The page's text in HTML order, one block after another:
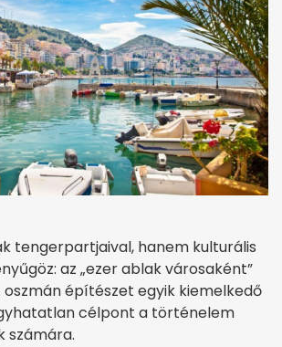
tengerpartjaival, hanem kulturális
az „ezer ablak városaként”
oszmán építészet egyik kiemelkedő
célpont a történelem
számára.